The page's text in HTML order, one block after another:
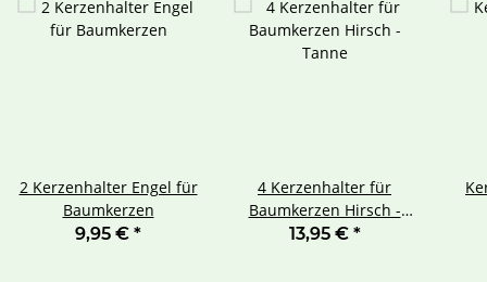
2 Kerzenhalter Engel für
Baumkerzen
9,95 € *
4 Kerzenhalter für
Baumkerzen Hirsch -
Tanne
13,95 € *